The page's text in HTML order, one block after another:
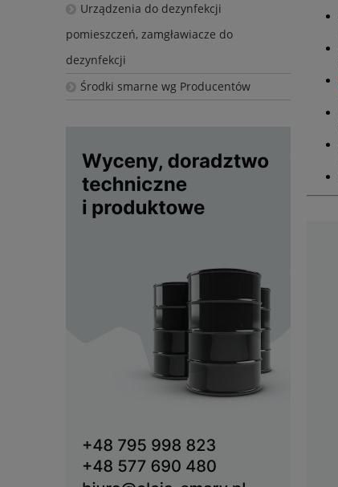
Urządzenia do dezynfekcji
pomieszczeń, zamgławiacze do
dezynfekcji
Środki smarne wg Producentów